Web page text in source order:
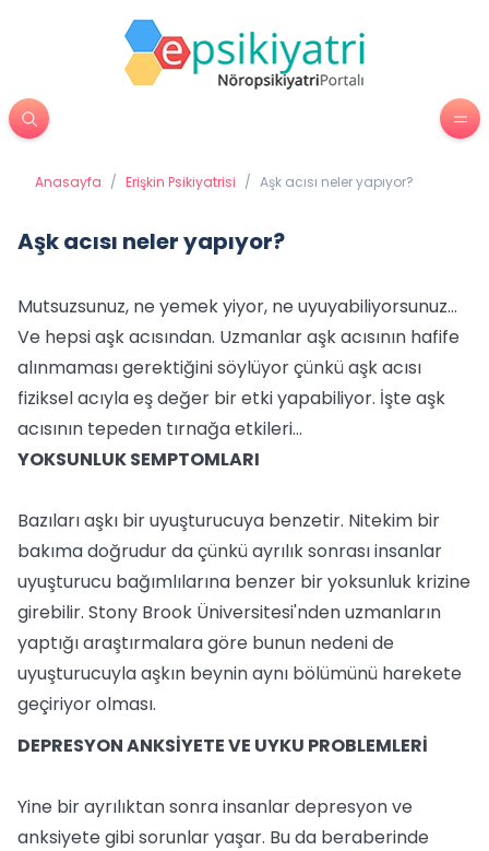
Anasayfa / Erişkin Psikiyatrisi / Aşk acısı neler yapıyor?
Aşk acısı neler yapıyor?
Mutsuzsunuz, ne yemek yiyor, ne uyuyabiliyorsunuz...
Ve hepsi aşk acısından. Uzmanlar aşk acısının hafife
alınmaması gerektiğini söylüyor çünkü aşk acısı
fiziksel acıyla eş değer bir etki yapabiliyor. İşte aşk
acısının tepeden tırnağa etkileri...
YOKSUNLUK SEMPTOMLARI
Bazıları aşkı bir uyuşturucuya benzetir. Nitekim bir
bakıma doğrudur da çünkü ayrılık sonrası insanlar
uyuşturucu bağımlılarına benzer bir yoksunluk krizine
girebilir. Stony Brook Üniversitesi'nden uzmanların
yaptığı araştırmalara göre bunun nedeni de
uyuşturucuyla aşkın beynin aynı bölümünü harekete
geçiriyor olması.
DEPRESYON ANKSİYETE VE UYKU PROBLEMLERİ
Yine bir ayrılıktan sonra insanlar depresyon ve
anksiyete gibi sorunlar yaşar. Bu da beraberinde